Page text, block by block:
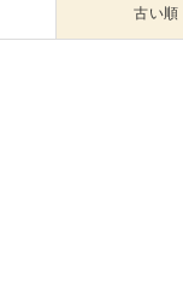
古い順